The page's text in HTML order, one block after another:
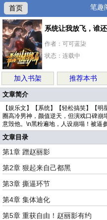
首页 笔趣
系统让我放飞，谁
作者：可可蓝柒
状态：连载中
加入书架 推荐本书
文章简介
【娱乐文】【系统】【轻松搞笑】【
圈高冷男神，颜值逆天，但演戏口碑
意毁他。\n黑粉遍地，人设崩塌！被逼
文章目录
第1章 蹭赵丽影
第2章 狠起来自己都黑
第3章 撕逼环节
第4章 集体迪化
第5章 重获自由！赵丽影有约